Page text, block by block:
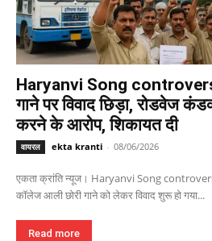
Haryanvi Song
गाने पर विवाद छिड़ा, रोडवेज
करने के आरोप, शिकायत दी
वायरल ekta kranti - 08/06/2026
एकता क्रांति न्यूज। Haryanvi Song controversy
कॉलेज आली छोरी गाने को लेकर विवाद शुरू हो गया...
Read more